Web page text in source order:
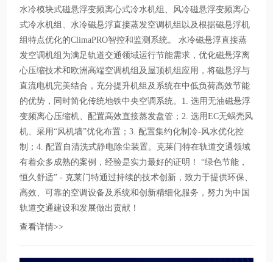
水冷模块式磁悬浮变频离心式冷水机组、风冷磁悬浮变频离心
式冷水机组、水冷磁悬浮直接蒸发空调机组以及根据磁悬浮机
组特点优化的ClimaPRO智控和监测系统。 水冷磁悬浮直接蒸
发空调机组为满足轨道交通领域运行节能需求，优化磁悬浮离
心压缩技术和欧洲高端空调机组及屋顶机组应用，将磁悬浮与
直流电机完美结合，充分提升机组及系统在中低负荷高效节能
的优势，同时简化传统地铁中央空调系统。1. 选用无油磁悬浮
变频离心压缩机、配置高效直接蒸发盘管；2. 选用EC无蜗壳风
机、采用“风机墙”优化布置；3. 配置集约化制冷-风水优化控
制；4. 配置自清洗式静电除尘装置。克莱门特在轨道交通领域
有着众多成熟的案例，经验是实力最好的证明！ “绿色节能，
恒久舒适” - 克莱门特通过持续的技术创新，致力于提供环保、
高效、可靠的空调设备及系统和创新精细化服务，努力为中国
轨道交通建设和发展做出贡献！
查看详情>>